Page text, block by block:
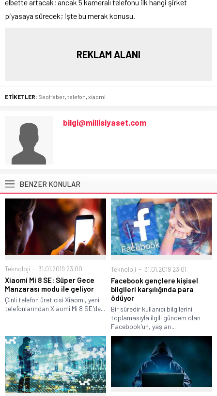
elbette artacak; ancak 5 kameralı telefonu ilk hangi şirket
piyasaya sürecek; işte bu merak konusu.
REKLAM ALANI
ETİKETLER: SeoHaber, telefon, xiaomi
bilgi@millisiyaset.com
BENZER KONULAR
Teknoloji 31.01.2019 23:00
Xiaomi Mi 8 SE: Süper Gece
Manzarası modu ile geliyor
Çinli telefon üreticisi Xiaomi, yeni
telefonlarından Xiaomi Mi 8 SE'de...
Teknoloji 31.01.2019 23:01
Facebook gençlere kişisel
bilgileri karşılığında para
ödüyor
Bir süredir kullanıcı bilgilerini
toplamasıyla ilgili gündem olan
Facebook'un, yaşları...